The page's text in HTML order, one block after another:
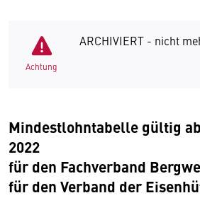
Achtung
ARCHIVIERT - nicht
Mindestlohntabelle gültig
2022
für den Fachverband
für den Verband der